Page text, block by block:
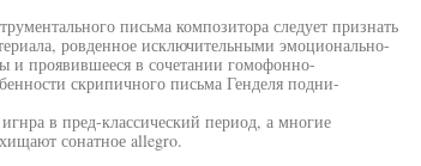
письма композитора следует признать
ровденное исключительными эмоционально-
и проявившееся в сочетании гомофонно-
скрипичного письма Генделя подни-
в пред-классический период, а многие
сонатное allegro.